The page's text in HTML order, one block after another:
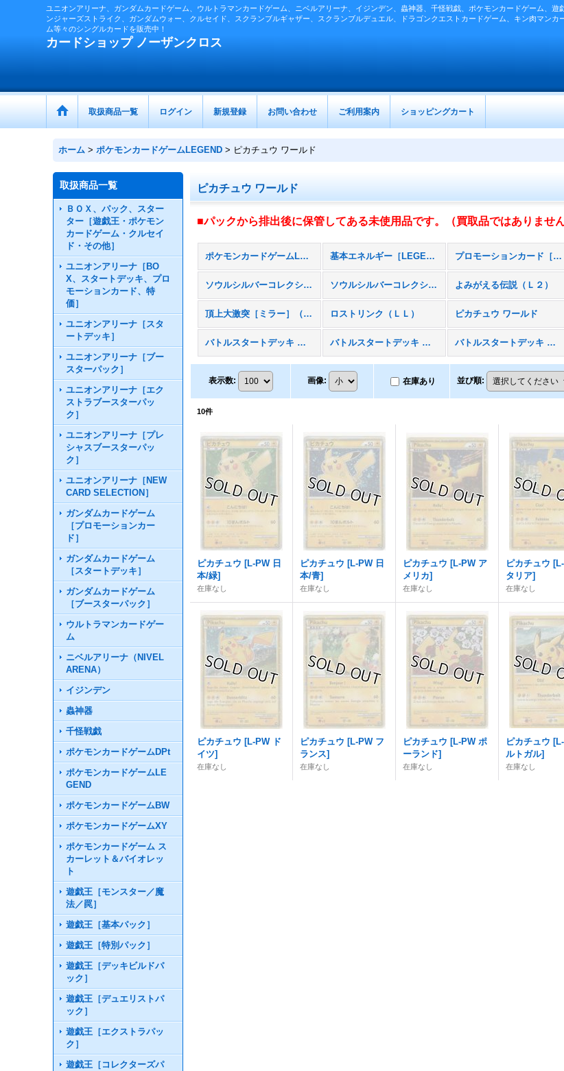
ユニオンアリーナ、ガンダムカードゲーム、ウルトラマンカードゲーム、ニベルアリーナ、イジンデン、蟲神器、千怪戦戯、ポケモンカードゲーム、遊
ンジャーズストライク、ガンダムウォー、クルセイド、スクランブルギャザー、スクランブルデュエル、ドラゴンクエストカードゲーム、キン肉マンカ
ム等々のシングルカードを販売中！
カードショップ ノーザンクロス
取扱商品一覧 ログイン 新規登録 お問い合わせ ご利用案内 ショッピングカート
ホーム > ポケモンカードゲームLEGEND > ピカチュウ ワールド
取扱商品一覧
ＢＯＸ、パック、スター
ター［遊戯王・ポケモン
カードゲーム・クルセイ
ド・その他］
ユニオンアリーナ［BO
X、スタートデッキ、プロ
モーションカード、特
価］
ユニオンアリーナ［スタ
ートデッキ］
ユニオンアリーナ［ブー
スターパック］
ユニオンアリーナ［エク
ストラブースターパッ
ク］
ユニオンアリーナ［プレ
シャスブースターパッ
ク］
ユニオンアリーナ［NEW
CARD SELECTION］
ガンダムカードゲーム
［プロモーションカー
ド］
ガンダムカードゲーム
［スタートデッキ］
ガンダムカードゲーム
［ブースターパック］
ウルトラマンカードゲー
ム
ニベルアリーナ（NIVEL
ARENA）
イジンデン
蟲神器
千怪戦戯
ポケモンカードゲームDPt
ポケモンカードゲームLE
GEND
ポケモンカードゲームBW
ポケモンカードゲームXY
ポケモンカードゲーム ス
カーレット＆バイオレッ
ト
遊戯王［モンスター／魔
法／罠］
遊戯王［基本パック］
遊戯王［特別パック］
遊戯王［デッキビルドパ
ック］
遊戯王［デュエリストパ
ック］
遊戯王［エクストラパッ
ク］
遊戯王［コレクターズパ
ピカチュウ ワールド
■パックから排出後に保管してある未使用品です。（買取品ではありません
ポケモンカードゲームLEGEND (全商品) 基本エネルギー［LEGEND］ プロモーションカード［LEGEND］
ソウルシルバーコレクション（Ｌ１） ソウルシルバーコレクション［ミラー］（Ｌ１） よみがえる伝説（Ｌ２）
頂上大激突［ミラー］（Ｌ３） ロストリンク（ＬＬ） ピカチュウ ワールド
バトルスタートデッキ ドダイトス バトルスタートデッキ ブーバーン バトルスタートデッキ カメックス
表示数: 画像: 在庫あり 並び順:
10件
ピカチュウ [L-PW 日
本/緑]
在庫なし
ピカチュウ [L-PW 日
本/青]
在庫なし
ピカチュウ [L-PW ア
メリカ]
在庫なし
ピカチュウ [
タリア]
在庫なし
ピカチュウ [L-PW ド
イツ]
在庫なし
ピカチュウ [L-PW フ
ランス]
在庫なし
ピカチュウ [L-PW ポ
ーランド]
在庫なし
ピカチュウ [
ルトガル]
在庫なし